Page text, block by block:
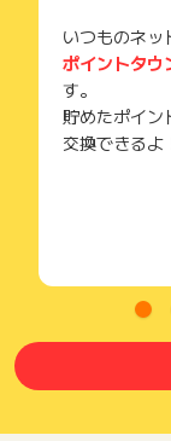
いつものネッ
ポイントタウ
す。
貯めたポイン
交換できるよ